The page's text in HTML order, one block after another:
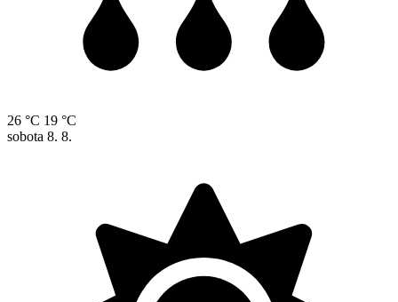
26 °C 19 °C
sobota 8. 8.